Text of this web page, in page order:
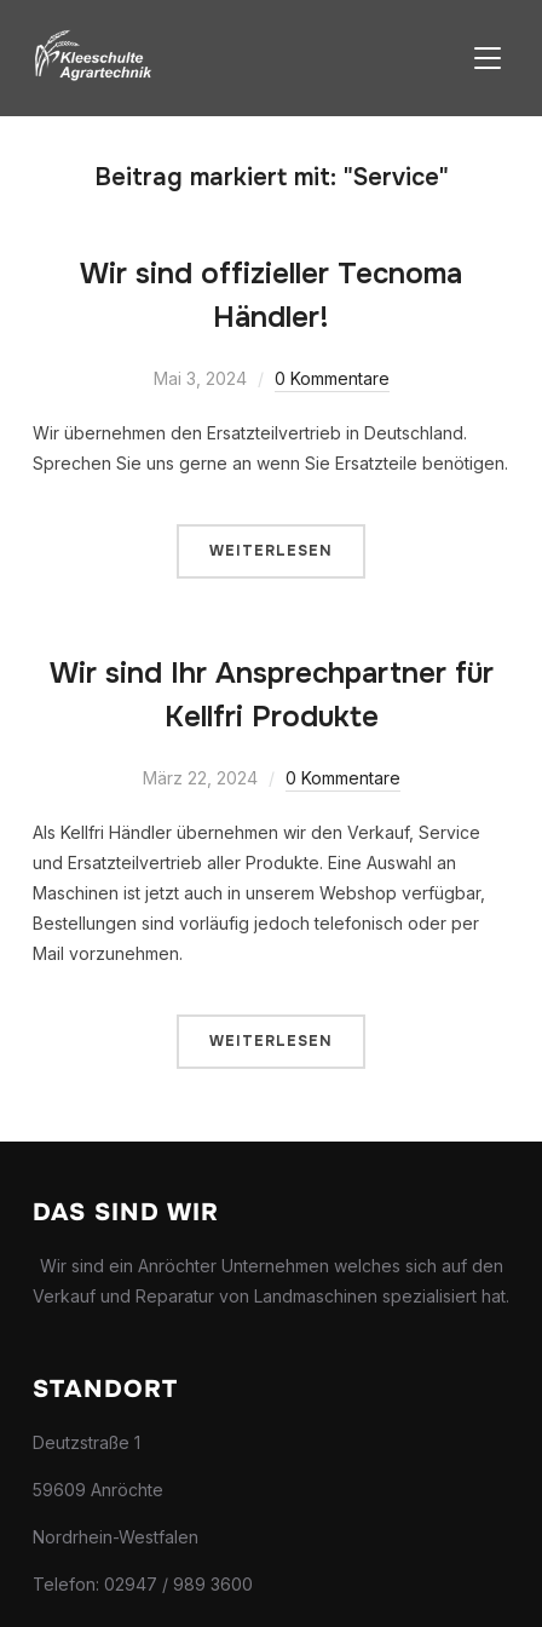
Beitrag markiert mit: "Service"
Wir sind offizieller Tecnoma
Händler!
Mai 3, 2024 0 Kommentare
Wir übernehmen den Ersatzteilvertrieb in Deutschland.
Sprechen Sie uns gerne an wenn Sie Ersatzteile benötigen.
WEITERLESEN
Wir sind Ihr Ansprechpartner für
Kellfri Produkte
März 22, 2024 0 Kommentare
Als Kellfri Händler übernehmen wir den Verkauf, Service
und Ersatzteilvertrieb aller Produkte. Eine Auswahl an
Maschinen ist jetzt auch in unserem Webshop verfügbar,
Bestellungen sind vorläufig jedoch telefonisch oder per
Mail vorzunehmen.
WEITERLESEN
DAS SIND WIR
Wir sind ein Anröchter Unternehmen welches sich auf den
Verkauf und Reparatur von Landmaschinen spezialisiert hat.
STANDORT
Deutzstraße 1
59609 Anröchte
Nordrhein-Westfalen
Telefon: 02947 / 989 3600